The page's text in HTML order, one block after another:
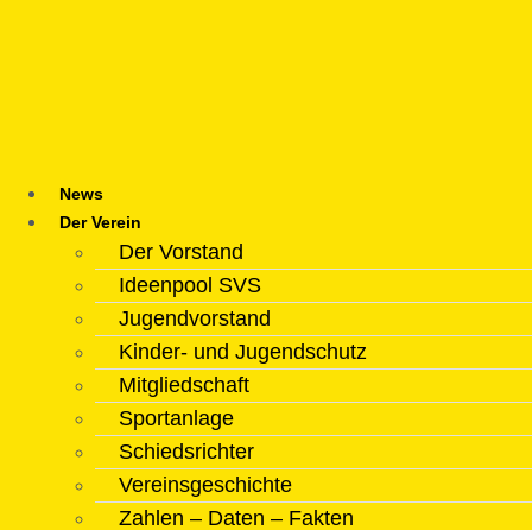
News
Der Verein
Der Vorstand
Ideenpool SVS
Jugendvorstand
Kinder- und Jugendschutz
Mitgliedschaft
Sportanlage
Schiedsrichter
Vereinsgeschichte
Zahlen – Daten – Fakten